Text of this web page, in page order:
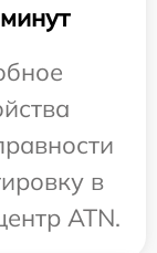
в
ATN.